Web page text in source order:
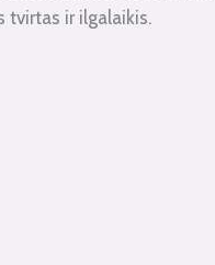
tvirtas ir ilgalaikis.